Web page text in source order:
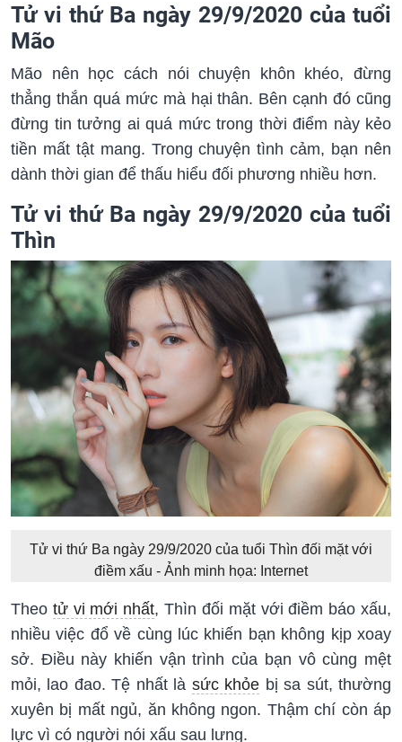
Tử vi thứ Ba ngày 29/9/2020 của tuổi
Mão
Mão nên học cách nói chuyện khôn khéo, đừng
thẳng thắn quá mức mà hại thân. Bên cạnh đó cũng
đừng tin tưởng ai quá mức trong thời điểm này kẻo
tiền mất tật mang. Trong chuyện tình cảm, bạn nên
dành thời gian để thấu hiểu đối phương nhiều hơn.
Tử vi thứ Ba ngày 29/9/2020 của tuổi
Thìn
Tử vi thứ Ba ngày 29/9/2020 của tuổi Thìn đối mặt với
điềm xấu - Ảnh minh họa: Internet
Theo tử vi mới nhất, Thìn đối mặt với điềm báo xấu,
nhiều việc đổ về cùng lúc khiến bạn không kịp xoay
sở. Điều này khiến vận trình của bạn vô cùng mệt
mỏi, lao đao. Tệ nhất là sức khỏe bị sa sút, thường
xuyên bị mất ngủ, ăn không ngon. Thậm chí còn áp
lực vì có người nói xấu sau lưng.